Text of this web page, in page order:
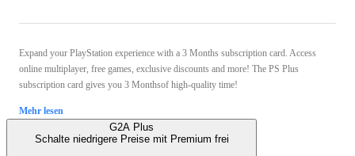
Expand your PlayStation experience with a 3 Months subscription card. Access
online multiplayer, free games, exclusive discounts and more! The PS Plus
subscription card gives you 3 Monthsof high-quality time!
Mehr lesen
G2A Plus
Schalte niedrigere Preise mit Premium frei